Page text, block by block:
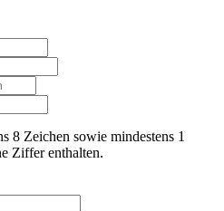
8 Zeichen sowie mindestens 1
Ziffer enthalten.